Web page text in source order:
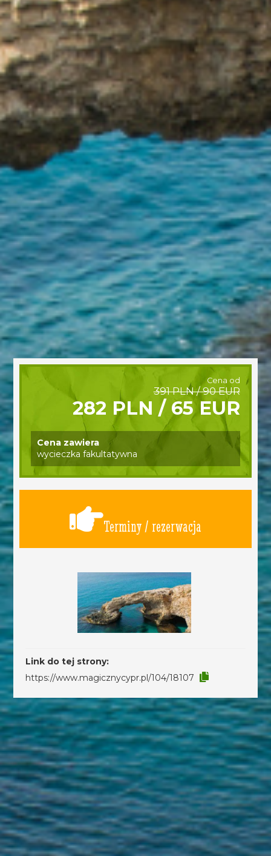
Cena od
391 PLN / 90 EUR
282 PLN / 65 EUR
Cena zawiera
wycieczka fakultatywna
Terminy / rezerwacja
Link do tej strony:
https://www.magicznycypr.pl/104/18107